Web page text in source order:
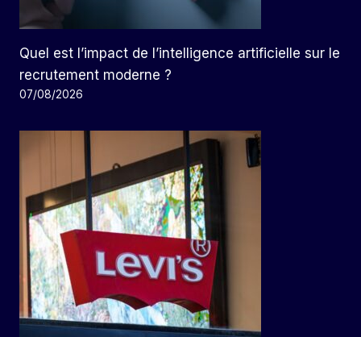
Quel est l’impact de l’intelligence artificielle sur le
recrutement moderne ?
07/08/2026